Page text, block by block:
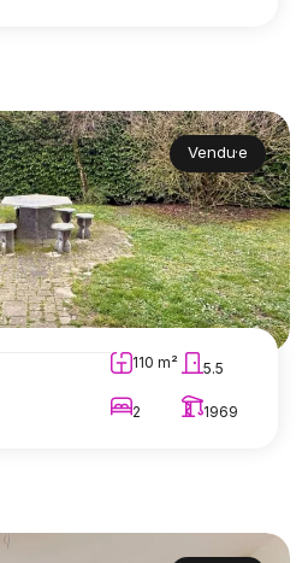
Vendu·e
110 m² 5.5
2 1969